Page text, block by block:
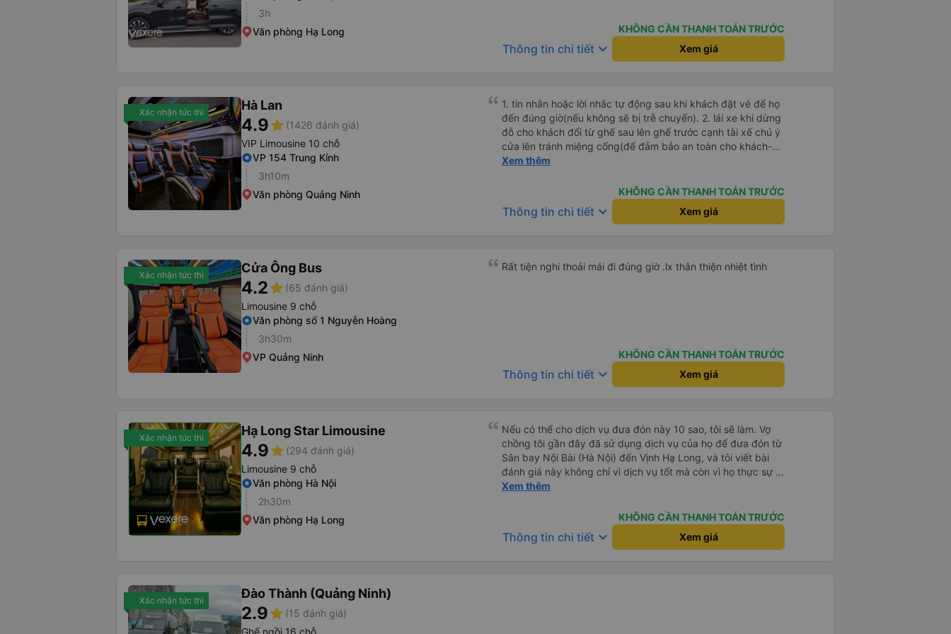
3h
Văn phòng Hạ Long
KHÔNG CẦN THANH TOÁN TRƯỚC
Thông tin chi tiết keyboard_arrow_down Xem giá
Xác nhận tức thì Hà Lan
4.9star (1426 đánh giá)
VIP Limousine 10 chỗ
VP 154 Trung Kính
3h10m
Văn phòng Quảng Ninh
1. tin nhắn hoặc lời nhắc tự động sau khi khách đặt vé để họ
đến đúng giờ(nếu không sẽ bị trễ chuyến). 2. lái xe khi dừng
đỗ cho khách đổi từ ghế sau lên ghế trước cạnh tài xế chú ý
cửa lên tránh miệng cống(để đảm bảo an toàn cho khách-
tại HN: miệng cống bằng sắt chữ nhật dạng ô lưới, cửa
Bác tài đã cố gắng để về đến Tng kịp 20h, để khách nối
chuyến Xe 11 chỗ nên thoáng đãng.
Xem thêm
KHÔNG CẦN THANH TOÁN TRƯỚC
Thông tin chi tiết keyboard_arrow_down Xem giá
Xác nhận tức thì Cửa Ông Bus
4.2star (65 đánh giá)
Limousine 9 chỗ
Văn phòng số 1 Nguyễn Hoàng
3h30m
VP Quảng Ninh
Rất tiện nghi thoải mái đi đúng giờ .lx thân thiện nhiệt tình
KHÔNG CẦN THANH TOÁN TRƯỚC
Thông tin chi tiết keyboard_arrow_down Xem giá
Xác nhận tức thì Hạ Long Star Limousine
4.9star (294 đánh giá)
Limousine 9 chỗ
Văn phòng Hà Nội
2h30m
Văn phòng Hạ Long
Nếu có thể cho dịch vụ đưa đón này 10 sao, tôi sẽ làm. Vợ
chồng tôi gần đây đã sử dụng dịch vụ của họ để đưa đón từ
Sân bay Nội Bài (Hà Nội) đến Vịnh Hạ Long, và tôi viết bài
đánh giá này không chỉ vì dịch vụ tốt mà còn vì họ thực sự là
những anh hùng. Chuyến bay của chúng tôi bị hoãn nghiêm
vẫn đến sân bay muộn hơn hai tiếng. Chúng tôi căng thẳng,
kiệt sức và hoàn toàn nghĩ rằng mình sẽ lỡ chuyến xe đã đặt
trước, có khả năng gây nguy hiểm cho toàn bộ chuyến du
Xem thêm
KHÔNG CẦN THANH TOÁN TRƯỚC
Thông tin chi tiết keyboard_arrow_down Xem giá
Xác nhận tức thì Đào Thành (Quảng Ninh)
2.9star (15 đánh giá)